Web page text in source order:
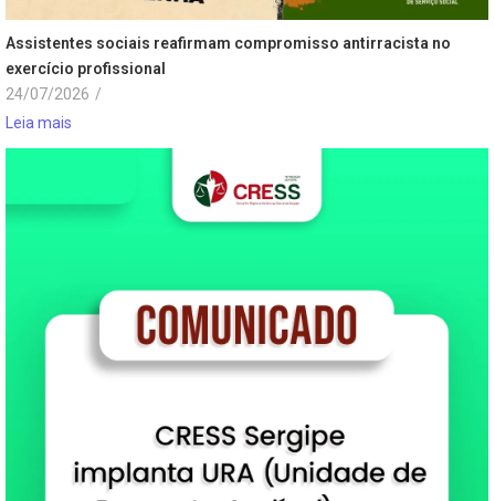
Assistentes sociais reafirmam compromisso antirracista no
exercício profissional
24/07/2026 /
Leia mais